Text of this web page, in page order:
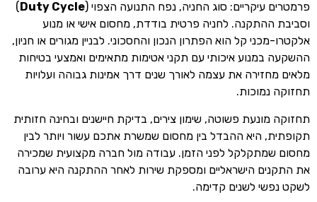
פרמטרים עיקריים: סוג החניה, נפח התנועה הצפוי (Duty Cycle
)
וסביבת ההתקנה. לחניה פרטית בודדת, מחסום אישי או מנוע
אלקטרו-מכני קל הוא הפתרון הנכון והחסכוני. לבניין מגורים או חניון,
ההשקעה במנוע איכותי עם תקני אטימות מתאימים ואמצעי בטיחות
מלאים מחזירה את עצמה לאורך שנים דרך אמינות גבוהה ועלויות
תחזוקה נמוכות.
תחזוקה מונעת פשוטה, שימון צירים, בדיקת חיישנים ובחינה חזותית
תקופתית, היא ההבדל בין מחסום שמשרת אתכם עשור ויותר לבין
מחסום שמתקלקל לפני הזמן. עבודה מול חברה מקצועית שמכירה
את התקנים הישראליים ומספקת שירות לאחר ההתקנה היא ערובה
לשקט נפשי לשנים קדימה.